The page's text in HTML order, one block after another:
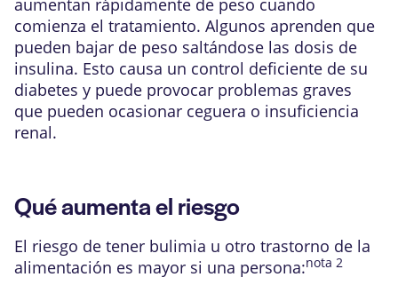
aumentan rápidamente de peso cuando
comienza el tratamiento. Algunos aprenden que
pueden bajar de peso saltándose las dosis de
insulina. Esto causa un control deficiente de su
diabetes y puede provocar problemas graves
que pueden ocasionar ceguera o insuficiencia
renal.
Qué aumenta el riesgo
El riesgo de tener bulimia u otro trastorno de la
alimentación es mayor si una persona:nota 2